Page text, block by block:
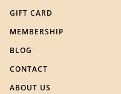
GIFT CARD
MEMBERSHIP
BLOG
CONTACT
ABOUT US